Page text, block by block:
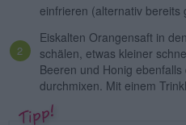
einfrieren (alternativ
Eiskalten Orangensaft in
schälen, etwas kleiner
Beeren und Honig
durchmixen. Mit einem